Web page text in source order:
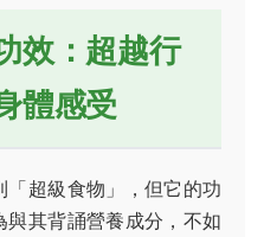
效：超越行
體感受
超級食物」，但它的功
其背誦營養成分，不如